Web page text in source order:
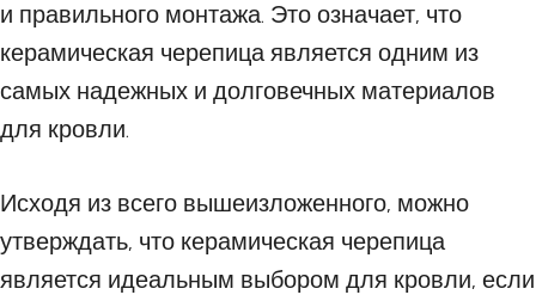
и правильного монтажа. Это означает, что
керамическая черепица является одним из
самых надежных и долговечных материалов
для кровли.
Исходя из всего вышеизложенного, можно
утверждать, что керамическая черепица
является идеальным выбором для кровли, если